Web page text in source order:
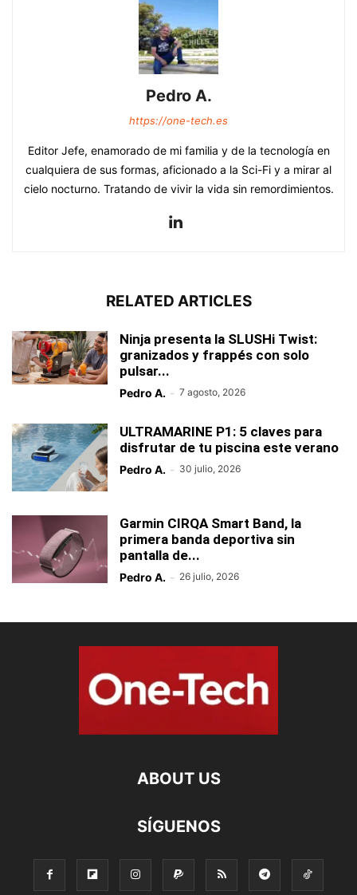
Pedro A.
https://one-tech.es
Editor Jefe, enamorado de mi familia y de la tecnología en
cualquiera de sus formas, aficionado a la Sci-Fi y a mirar al
cielo nocturno. Tratando de vivir la vida sin remordimientos.
RELATED ARTICLES
Ninja presenta la SLUSHi Twist:
granizados y frappés con solo
pulsar...
Pedro A. - 7 agosto, 2026
ULTRAMARINE P1: 5 claves para
disfrutar de tu piscina este verano
Pedro A. - 30 julio, 2026
Garmin CIRQA Smart Band, la
primera banda deportiva sin
pantalla de...
Pedro A. - 26 julio, 2026
ABOUT US
SÍGUENOS